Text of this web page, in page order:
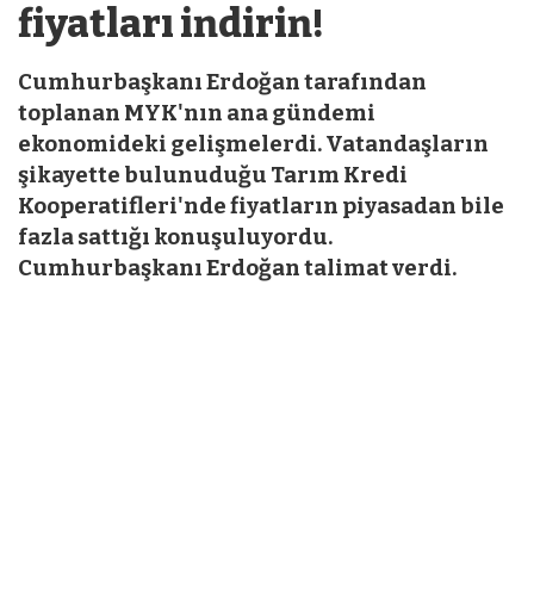
fiyatları indirin!
Cumhurbaşkanı Erdoğan tarafından
toplanan MYK'nın ana gündemi
ekonomideki gelişmelerdi. Vatandaşların
şikayette bulunuduğu Tarım Kredi
Kooperatifleri'nde fiyatların piyasadan bile
fazla sattığı konuşuluyordu.
Cumhurbaşkanı Erdoğan talimat verdi.